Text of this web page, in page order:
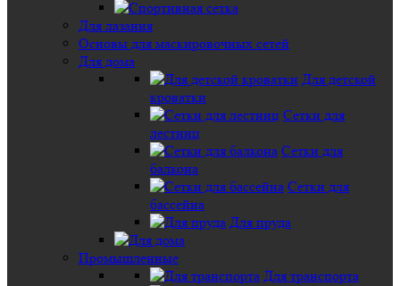
Для лазания
Основы для маскировочных сетей
Для дома
Для детской
кроватки
Сетки для
лестниц
Сетки для
балкона
Сетки для
бассейна
Для пруда
Промышленные
Для транспорта